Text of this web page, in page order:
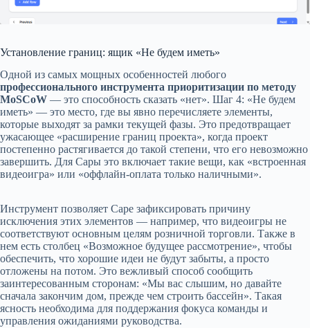
Установление границ: ящик «Не будем иметь»
Одной из самых мощных особенностей любого
профессионального инструмента приоритизации по методу
MoSCoW — это способность сказать «нет». Шаг 4: «Не будем
иметь» — это место, где вы явно перечисляете элементы,
которые выходят за рамки текущей фазы. Это предотвращает
ужасающее «расширение границ проекта», когда проект
постепенно растягивается до такой степени, что его невозможно
завершить. Для Сары это включает такие вещи, как «встроенная
видеоигра» или «оффлайн-оплата только наличными».
Инструмент позволяет Саре зафиксировать причину
исключения этих элементов — например, что видеоигры не
соответствуют основным целям розничной торговли. Также в
нем есть столбец «Возможное будущее рассмотрение», чтобы
обеспечить, что хорошие идеи не будут забыты, а просто
отложены на потом. Это вежливый способ сообщить
заинтересованным сторонам: «Мы вас слышим, но давайте
сначала закончим дом, прежде чем строить бассейн». Такая
ясность необходима для поддержания фокуса команды и
управления ожиданиями руководства.